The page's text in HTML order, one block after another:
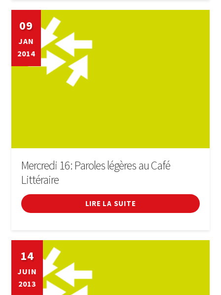
MEMBRES DE FES-TE
LIVRE
SE CONNECTER
09
JAN
2014
Mercredi 16: Paroles légères au Café
Littéraire
LIRE LA SUITE
14
JUIN
2013